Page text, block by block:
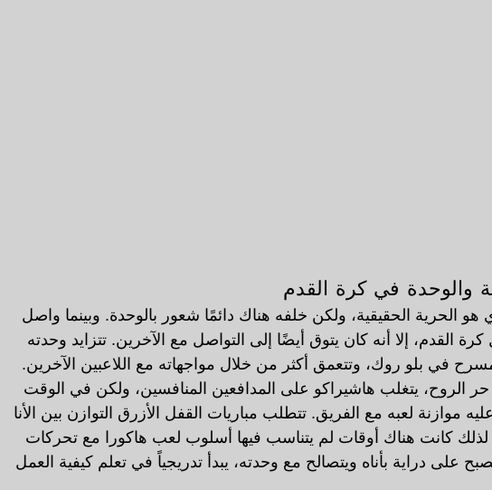
الحرية الحقيقية، ولكن خلفه هناك دائمًا شعور بالوحدة. وبينما واصل
القدم، إلا أنه كان يتوق أيضًا إلى التواصل مع الآخرين. تتزايد وحدته
في بلو روك، وتتعمق أكثر من خلال مواجهاته مع اللاعبين الآخرين.
حر الروح، يتغلب هاشيراكو على المدافعين المنافسين، ولكن في الوقت
لعبه مع الفريق. تتطلب مباريات القفل الأزرق التوازن بين الأنا
لذلك كانت هناك أوقات لم يتناسب فيها أسلوب لعب هاكورا مع تحركات
على دراية بأناه ويتصالح مع وحدته، يبدأ تدريجياً في تعلم كيفية العمل